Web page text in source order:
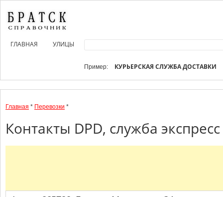
ГЛАВНАЯ УЛИЦЫ
Пример: КУРЬЕРСКАЯ СЛУЖБА ДОСТАВКИ
Главная * Перевозки *
Контакты DPD, служба